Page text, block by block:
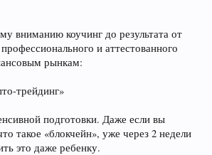
вниманию коучинг до результата от
и аттестованного
рынкам:
трейдинг»
подготовки. Даже если вы
такое «блокчейн», уже через 2 недели
это даже ребенку.